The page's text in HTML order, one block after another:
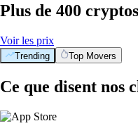
Plus de 400
Voir les prix
Trending Top Movers
Ce que disent nos